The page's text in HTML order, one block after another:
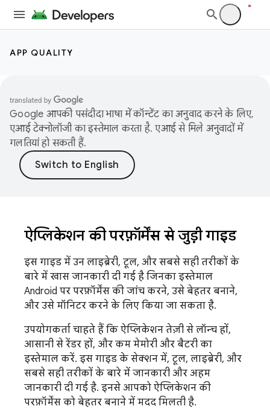
APP QUALITY
Google आपकी पसंदीदा भाषा में कॉन्टेंट का अनुवाद करने के लिए,
एआई टेक्नोलॉजी का इस्तेमाल करता है. एआई से मिले अनुवादों में
गलतियां हो सकती हैं.
ऐप्लिकेशन की परफ़ॉर्मेंस से जुड़ी गाइड
इस गाइड में उन लाइब्रेरी, टूल, और सबसे सही तरीकों के
बारे में खास जानकारी दी गई है जिनका इस्तेमाल
Android पर परफ़ॉर्मेंस की जांच करने, उसे बेहतर बनाने,
और उसे मॉनिटर करने के लिए किया जा सकता है.
उपयोगकर्ता चाहते हैं कि ऐप्लिकेशन तेज़ी से लॉन्च हों,
आसानी से रेंडर हों, और कम मेमोरी और बैटरी का
इस्तेमाल करें. इस गाइड के सेक्शन में, टूल, लाइब्रेरी, और
सबसे सही तरीकों के बारे में जानकारी और अहम
जानकारी दी गई है. इनसे आपको ऐप्लिकेशन की
परफ़ॉर्मेंस को बेहतर बनाने में मदद मिलती है.